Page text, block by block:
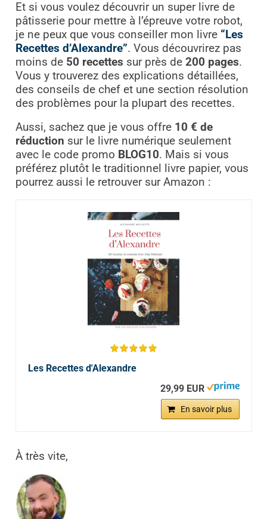
Et si vous voulez découvrir un super livre de
pâtisserie pour mettre à l’épreuve votre robot,
je ne peux que vous conseiller mon livre “Les
Recettes d’Alexandre”. Vous découvrirez pas
moins de 50 recettes sur près de 200 pages.
Vous y trouverez des explications détaillées,
des conseils de chef et une section résolution
des problèmes pour la plupart des recettes.
Aussi, sachez que je vous offre 10 € de
réduction sur le livre numérique seulement
avec le code promo BLOG10. Mais si vous
préférez plutôt le traditionnel livre papier, vous
pourrez aussi le retrouver sur Amazon :
Les Recettes d'Alexandre
29,99 EUR
En savoir plus
À très vite,